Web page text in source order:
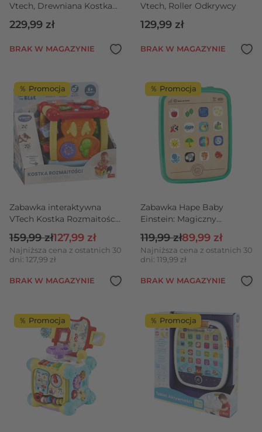
Vtech, Drewniana Kostka
Edukacyjna
229,99 zł
BRAK W MAGAZYNIE
Vtech, Roller Odkrywcy
129,99 zł
BRAK W MAGAZYNIE
％ Promocja
Zabawka interaktywna
VTech Kostka Rozmaitości,
Bobaski i MiśCena promocyjna
127,99 zł
Cena regularna
159,99 zł
Najniższa cena z ostatnich 30
dni: 127,99 zł
BRAK W MAGAZYNIE
％ Promocja
Zabawka Hape Baby
Einstein: Magiczny
dotykowy tablet
Cena
89,99 zł
Cena regularna
119,99 zł
Najniższa cena z ostatnich 30
dni: 119,99 zł
BRAK W MAGAZYNIE
％ Promocja ％ Promocja